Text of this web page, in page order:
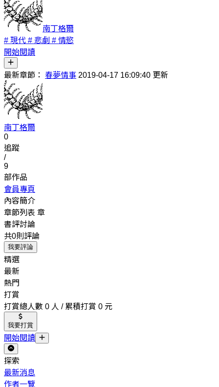
南丁格爾
# 現代 # 悲劇 # 情慾
開始閱讀
最新章節： 春夢情事 2019-04-17 16:09:40 更新
南丁格爾
0
追蹤
/
9
部作品
會員專頁
內容簡介
章節列表 章
書評討論
共0則評論
我要評論
精選
最新
熱門
打賞
打賞總人數 0 人 / 累積打賞 0 元
我要打賞
開始閱讀
探索
最新消息
作者一覽